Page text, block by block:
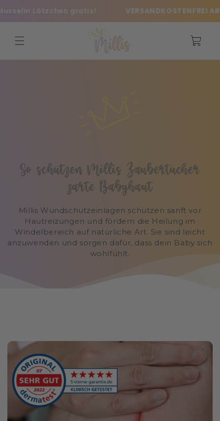
direttamente
ai contenuti
Lätzchen gratis! VERSANDKOSTENFREI AB
Carrello
So schützen Millis Zaubertücher
zarte Babyhaut
Millis Wundschutzeinlagen schützen sanft vor
Hautreizungen und fördern die Heilung im
Windelbereich auf natürliche Art. Sie sind leicht
anzuwenden und sorgen dafür, dass dein Baby sich
wohlfühlt.